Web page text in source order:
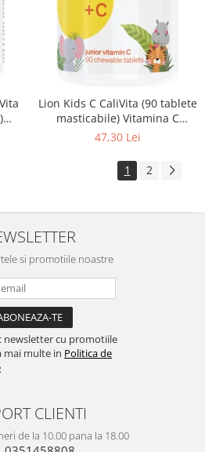
Lion Kids C CaliVita (90 tablete
masticabile) Vitamina C
pentru copii
47,30 Lei
1 2
si promotiile noastre
newsletter cu promotiile
mai multe in Politica de
CLIENTI
de la 10.00 pana la 18.00